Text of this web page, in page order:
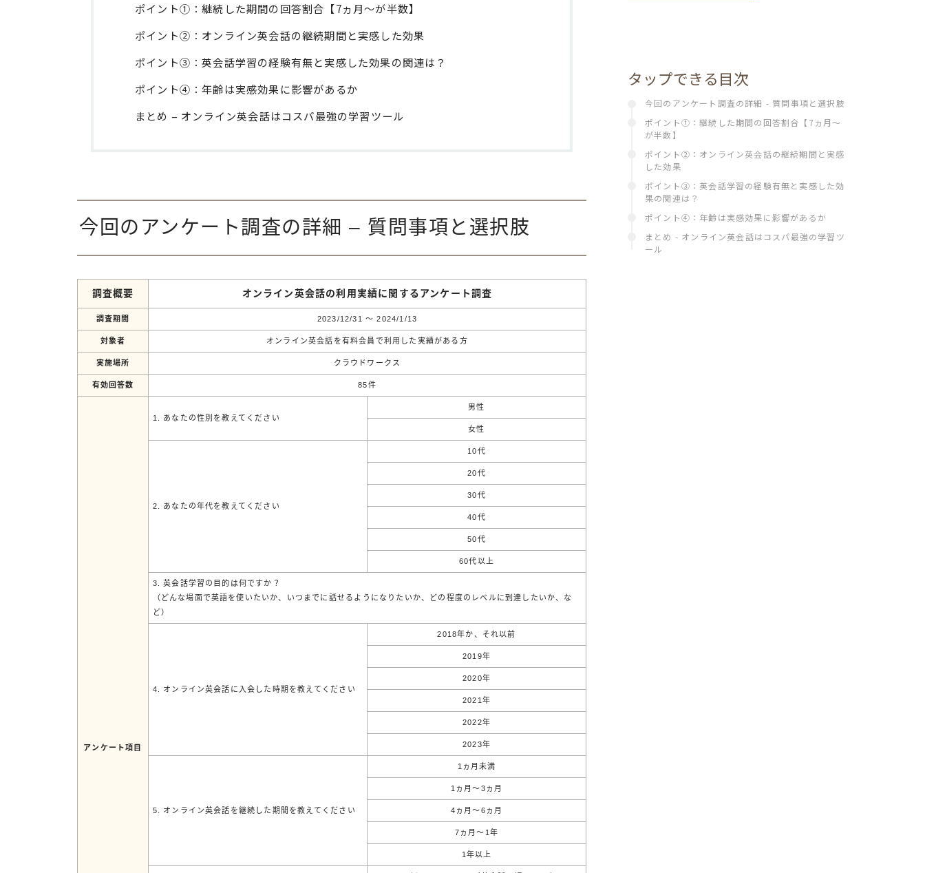
ポイント①：継続した期間の回答割合【7ヵ月～が半数】
ポイント②：オンライン英会話の継続期間と実感した効果
ポイント③：英会話学習の経験有無と実感した効果の関連は？
ポイント④：年齢は実感効果に影響があるか
まとめ – オンライン英会話はコスパ最強の学習ツール
今回のアンケート調査の詳細 – 質問事項と選択肢
調査概要 オンライン英会話の利用実績に関するアンケート調査
調査期間 2023/12/31 ～ 2024/1/13
対象者 オンライン英会話を有料会員で利用した実績がある方
実施場所 クラウドワークス
有効回答数 85件
アンケート項目
1. あなたの性別を教えてください
男性
女性
2. あなたの年代を教えてください
10代
20代
30代
40代
50代
60代以上
3. 英会話学習の目的は何ですか？
（どんな場面で英語を使いたいか、いつまでに話せるようになりたいか、どの程度のレベルに到達したいか、な
ど）
4. オンライン英会話に入会した時期を教えてください
2018年か、それ以前
2019年
2020年
2021年
2022年
2023年
5. オンライン英会話を継続した期間を教えてください
1ヵ月未満
1ヵ月～3ヵ月
4ヵ月～6ヵ月
7ヵ月～1年
1年以上
タップできる目次
今回のアンケート調査の詳細 - 質問事項と選択肢
ポイント①：継続した期間の回答割合【7ヵ月～
が半数】
ポイント②：オンライン英会話の継続期間と実感
した効果
ポイント③：英会話学習の経験有無と実感した効
果の関連は？
ポイント④：年齢は実感効果に影響があるか
まとめ - オンライン英会話はコスパ最強の学習ツ
ール